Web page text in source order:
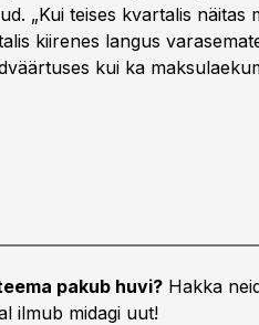
„Kui teises kvartalis näitas
kiirenes langus
kui ka
pakub huvi? Hakka
ilmub midagi uut!